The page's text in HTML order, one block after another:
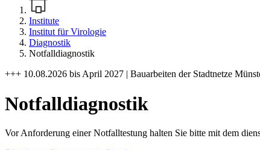
Institute
Institut für Virologie
Diagnostik
Notfalldiagnostik
+++ 10.08.2026 bis April 2027 | Bauarbeiten der Stadtnetze
Notfalldiagnostik
Vor Anforderung einer Notfalltestung halten Sie bitte mit dem